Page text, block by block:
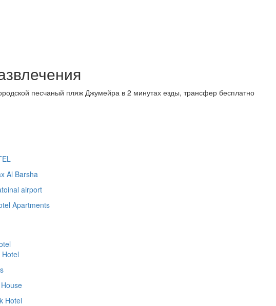
песчаный пляж Джумейра в 2 минутах езды, трансфер бесплатно
Al Barsha
airport
Apartments
Hotel